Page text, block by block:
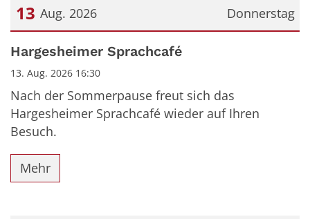
Donnerstag
13 Aug. 2026
Datum: 13. August 2026
Hargesheimer Sprachcafé
13. Aug. 2026 16:30
Nach der Sommerpause freut sich das
Hargesheimer Sprachcafé wieder auf Ihren
Besuch.
Mehr